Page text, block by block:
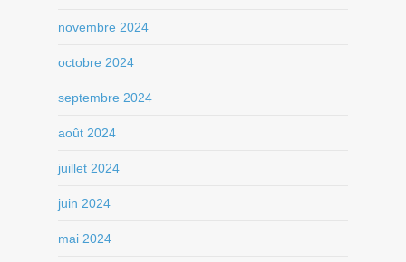
novembre 2024
octobre 2024
septembre 2024
août 2024
juillet 2024
juin 2024
mai 2024